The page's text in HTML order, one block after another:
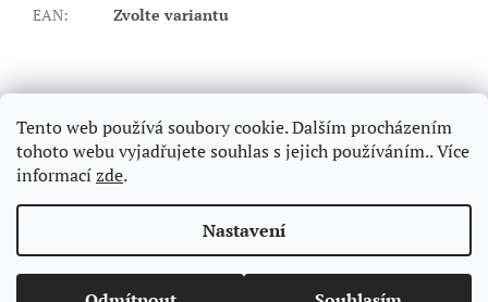
Tento web používá soubory cookie. Dalším procházením
tohoto webu vyjadřujete souhlas s jejich používáním.. Více
informacízde.
Nastavení
EAN: Zvolte variantu
á
Copyright 2026Hasnedl.cz - razítka na počkání Praha.